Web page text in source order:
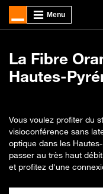
La Fibre
Hautes-
Vous voulez profiter du
visioconférence sans
optique dans les
passer au très haut
et profitez d'une